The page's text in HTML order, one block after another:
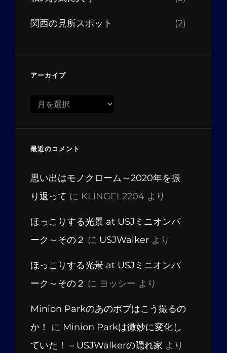
関西の見所スポット (2)
アーカイブ
イ
最近のコメント
思い出はモノクローム～2020年を振
り返って に KLINGEL2204 より
ほっこりする光景 at USJミニオンパ
ーク～その２ に USJWalker より
ほっこりする光景 at USJミニオンパ
ーク～その２ に ヨッシー より
Minion Parkのあのボブはこう撮るの
か！
に Minion Parkは微妙に変化し
ていた！ – USJWalkerの隠れ家 より